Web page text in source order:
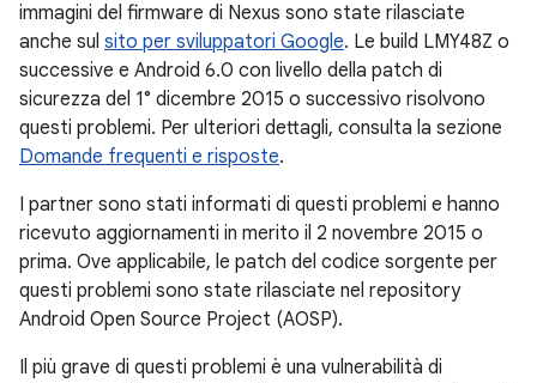
immagini del firmware di Nexus sono state rilasciate
anche sul sito per sviluppatori Google. Le build LMY48Z o
successive e Android 6.0 con livello della patch di
sicurezza del 1° dicembre 2015 o successivo risolvono
questi problemi. Per ulteriori dettagli, consulta la sezione
Domande frequenti e risposte.
I partner sono stati informati di questi problemi e hanno
ricevuto aggiornamenti in merito il 2 novembre 2015 o
prima. Ove applicabile, le patch del codice sorgente per
questi problemi sono state rilasciate nel repository
Android Open Source Project (AOSP).
Il più grave di questi problemi è una vulnerabilità di